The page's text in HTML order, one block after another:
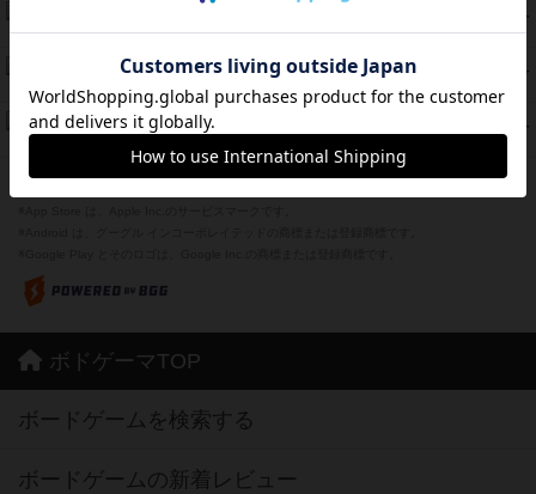
PT
紹介文あり 1件の投稿
PT
スーパーストア3000
37 PT
フリップ７：復讐心とともに
ボドゲーマTOP
ボードゲームを検索する
ボードゲームの新着レビュー